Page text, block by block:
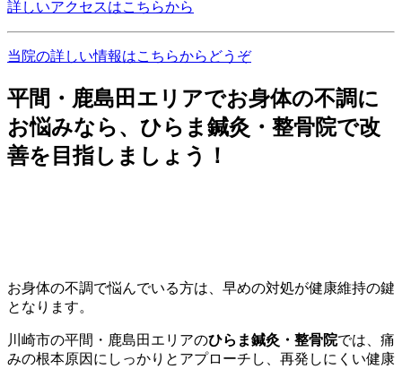
詳しいアクセスはこちらから
当院の詳しい情報はこちらからどうぞ
平間・鹿島田エリアでお身体の不調に
お悩みなら、ひらま鍼灸・整骨院で改
善を目指しましょう！
お身体の不調で悩んでいる方は、早めの対処が健康維持の鍵
となります。
川崎市の平間・鹿島田エリアのひらま鍼灸・整骨院では、痛
みの根本原因にしっかりとアプローチし、再発しにくい健康